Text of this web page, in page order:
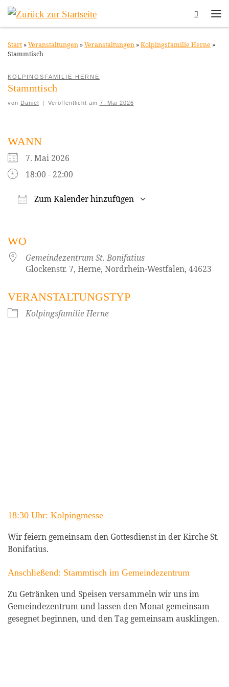
Zum Inhalt springen
Search
Start »Veranstaltungen »Veranstaltungen »Kolpingsfamilie Herne »
Stammtisch
KOLPINGSFAMILIE HERNE
Stammtisch
von Daniel Veröffentlicht am 7. Mai 2026
WANN
7. Mai 2026
18:00 - 22:00
Zum Kalender hinzufügen
WO
Gemeindezentrum St. Bonifatius
Glockenstr. 7, Herne, Nordrhein-Westfalen, 44623
VERANSTALTUNGSTYP
Kolpingsfamilie Herne
18:30 Uhr: Kolpingmesse
Wir feiern gemeinsam den Gottesdienst in der Kirche St.
Bonifatius.
Anschließend: Stammtisch im Gemeindezentrum
Zu Getränken und Speisen versammeln wir uns im
Gemeindezentrum und lassen den Monat gemeinsam
gesegnet beginnen, und den Tag gemeinsam ausklingen.